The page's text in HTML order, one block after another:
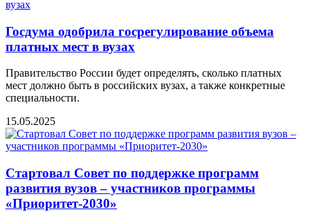
Госдума одобрила госрегулирование объема
платных мест в вузах
Правительство России будет определять, сколько платных
мест должно быть в российских вузах, а также конкретные
специальности.
15.05.2025
Стартовал Совет по поддержке программ
развития вузов – участников программы
«Приоритет-2030»